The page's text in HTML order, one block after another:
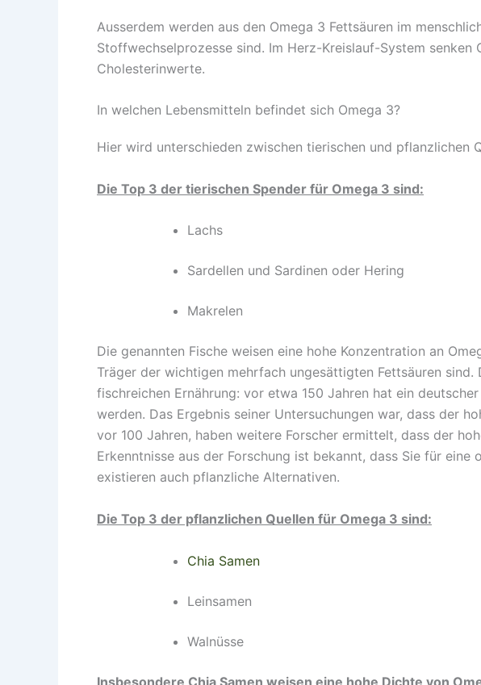
Ausserdem werden aus den Omega 3 Fettsäuren im
Stoffwechselprozesse sind. Im Herz-Kreislauf-System
Cholesterinwerte.
In welchen Lebensmitteln befindet sich Omega 3?
Hier wird unterschieden zwischen tierischen und pflanzlichen
Die Top 3 der tierischen Spender für Omega 3 sind:
Lachs
Sardellen und Sardinen oder Hering
Makrelen
Die genannten Fische weisen eine hohe Konzentration an
Träger der wichtigen mehrfach ungesättigten Fettsäuren
fischreichen Ernährung: vor etwa 150 Jahren hat ein
werden. Das Ergebnis seiner Untersuchungen war, dass der
vor 100 Jahren, haben weitere Forscher ermittelt, dass der
Erkenntnisse aus der Forschung ist bekannt, dass Sie für
existieren auch pflanzliche Alternativen.
Die Top 3 der pflanzlichen Quellen für Omega 3 sind:
Chia Samen
Leinsamen
Walnüsse
Insbesondere Chia Samen weisen eine hohe Dichte von